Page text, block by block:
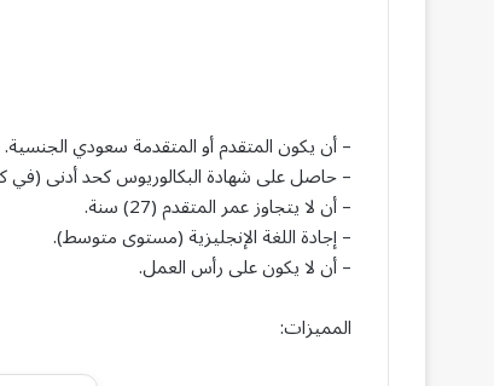
– أن يكون المتقدم أو المتقدمة سعودي الجنسية.
– حاصل على شهادة البكالوريوس كحد أدنى
– أن لا يتجاوز عمر المتقدم (27) سنة.
– إجادة اللغة الإنجليزية (مستوى متوسط).
– أن لا يكون على رأس العمل.
المميزات: